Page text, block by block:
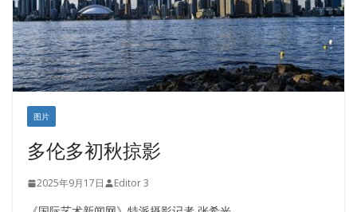
图片
多伦多初秋掠影
2025年9月17日 Editor 3